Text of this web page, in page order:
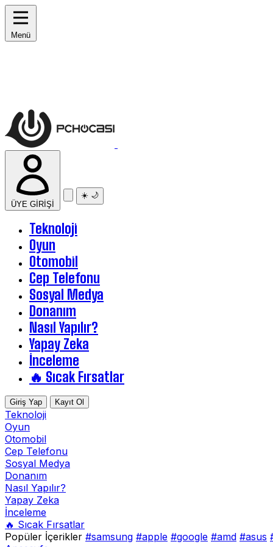
Menü
ÜYE GİRİŞİ
☀️ 🌙
Teknoloji
Oyun
Otomobil
Cep Telefonu
Sosyal Medya
Donanım
Nasıl Yapılır?
Yapay Zeka
İnceleme
🔥 Sıcak Fırsatlar
Giriş Yap Kayıt Ol
Teknoloji
Oyun
Otomobil
Cep Telefonu
Sosyal Medya
Donanım
Nasıl Yapılır?
Yapay Zeka
İnceleme
🔥 Sıcak Fırsatlar
Popüler İçerikler #samsung #apple #google #amd #asus